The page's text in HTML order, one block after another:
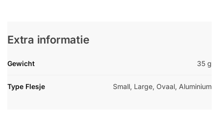
Extra informatie
Gewicht 35 g
Type Flesje Small, Large, Ovaal, Aluminium